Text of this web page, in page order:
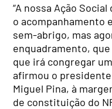
“A nossa Ação
o acompanhamento
sem-abrigo, mas
enquadramento,
que irá congregar
afirmou o presidente
Miguel Pina, à
de constituição do